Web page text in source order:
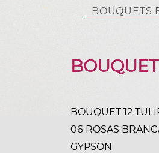
BOUQUETS
BOUQUET 12
06 ROSAS
GYPSON